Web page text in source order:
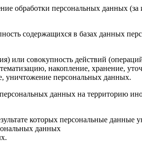
обработки персональных данных
содержащихся в базах данных
или совокупность действий
накопление, хранение,
уничтожение персональных данных.
данных на территорию
которых персональные данные
данных